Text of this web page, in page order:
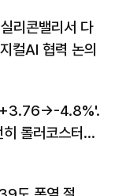
리콘밸리서 다
컬AI 협력 논의
4.8%'…'
롤러코스터